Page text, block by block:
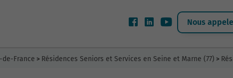
Nous
de-France > Résidences Seniors et Services en Seine et Marne (77) >